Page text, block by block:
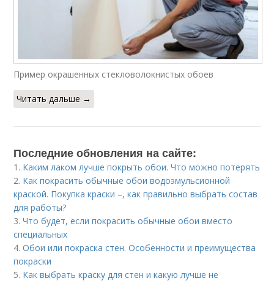
Пример окрашенных стекловолокнистых обоев
Читать дальше →
Последние обновления на сайте:
1. Каким лаком лучше покрыть обои. Что можно потерять
2. Как покрасить обычные обои водоэмульсионной
краской. Покупка краски –, как правильно выбрать состав
для работы?
3.Что будет, если покрасить обычные обои вместо
специальных
4.Обои или покраска стен. Особенности и преимущества
покраски
5. Как выбрать краску для стен и какую лучше не